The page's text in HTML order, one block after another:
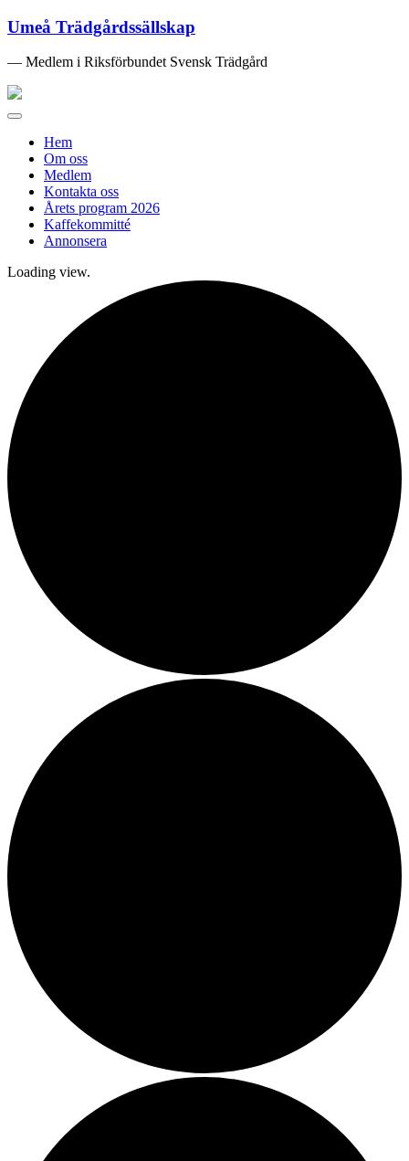
Umeå Trädgårdssällskap
— Medlem i Riksförbundet Svensk Trädgård
Toggle
navigation
Hem
Om oss
Medlem
Kontakta oss
Årets program 2026
Kaffekommitté
Annonsera
Loading view.